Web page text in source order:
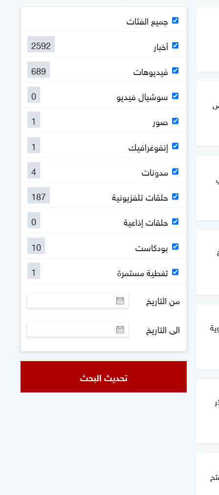
جميع الفئات
أخبار
2592
فيديوهات
689
سوشيال فيديو
0
صور
1
إنفوغرافيك
1
مدونات
4
حلقات تلفزيونية
187
حلقات إذاعية
0
بودكاست
10
تغطية مستمرة
1
من التاريخ
الى التاريخ
تحديث البحث